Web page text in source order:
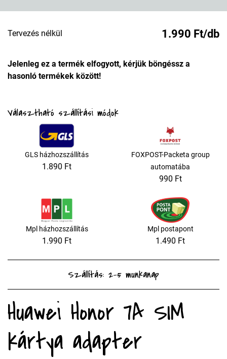
Tervezés nélkül 1.990 Ft/db
Jelenleg ez a termék elfogyott, kérjük böngéssz a
hasonló termékek között!
Választható szállítási módok
GLS házhozszállítás
1.890 Ft
FOXPOST-Packeta group
automatába
990 Ft
Mpl házhozszállítás
1.990 Ft
Mpl postapont
1.490 Ft
Szállítás: 2-5 munkanap
Huawei Honor 7A SIM
kártya adapter